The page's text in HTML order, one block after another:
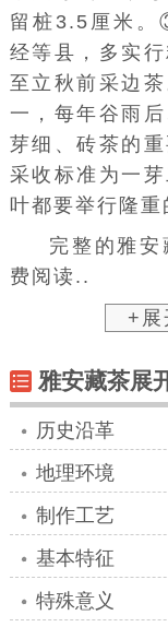
雅安藏茶制
制、成品茶加
1、采割。
用“茶刀子”采
茶、横路茶等
厘米采割。②
中里等山区，
留桩3.5厘米
至立秋前采边
一，每年谷雨
芽细、砖茶的
采收标准为一
叶都要举行隆重
完整的雅
费阅读..